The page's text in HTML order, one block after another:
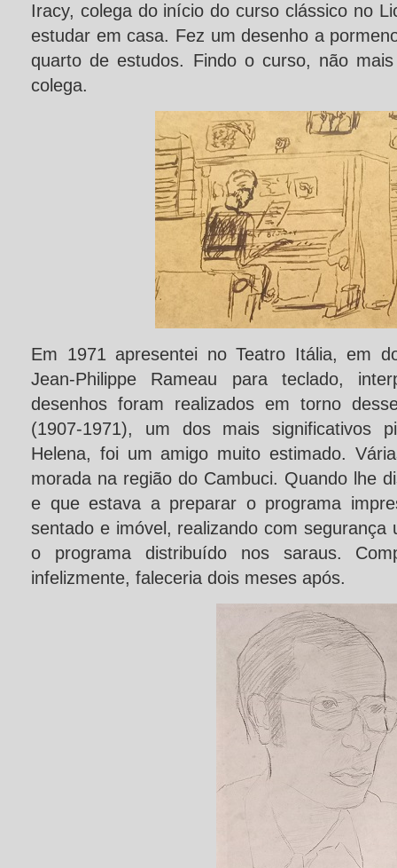
Iracy, colega do início do curso clássico no
estudar em casa. Fez um desenho a
quarto de estudos. Findo o curso, não
colega.
Em 1971 apresentei no Teatro Itália, em
Jean-Philippe Rameau para teclado,
desenhos foram realizados em torno
(1907-1971), um dos mais significativos
Helena, foi um amigo muito estimado.
morada na região do Cambuci. Quando lhe
e que estava a preparar o programa
sentado e imóvel, realizando com segurança
o programa distribuído nos saraus.
infelizmente, faleceria dois meses após.